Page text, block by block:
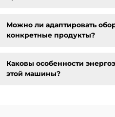
Можно ли адаптировать
конкретные продукты?
Каковы особенности
этой машины?